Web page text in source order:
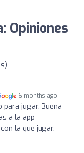
Opiniones
6 months ago
para jugar. Buena
a la app
la que jugar.